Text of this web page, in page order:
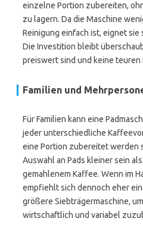
einzelne Portion zubereiten,
zu lagern. Da die Maschine
Reinigung einfach ist, eignet sie
Die Investition bleibt
preiswert sind und keine
Familien und
Für Familien kann eine
jeder unterschiedliche
eine Portion zubereitet werden
Auswahl an Pads kleiner sein
gemahlenem Kaffee. Wenn im
empfiehlt sich dennoch eher
größere Siebträgermaschine,
wirtschaftlich und variabel